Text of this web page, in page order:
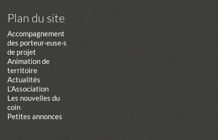
Plan du site
Accompagnement
des porteur·euse·s
de projet
Animation de
territoire
Actualités
L’Association
Les nouvelles du
coin
Petites annonces